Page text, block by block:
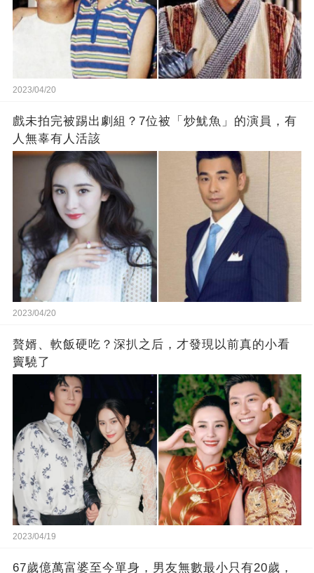
2023/04/20
戲未拍完被踢出劇組？7位被「炒魷魚」的演員，有
人無辜有人活該
2023/04/20
贅婿、軟飯硬吃？深扒之后，才發現以前真的小看
竇驍了
2023/04/19
67歲億萬富婆至今單身，男友無數最小只有20歲，